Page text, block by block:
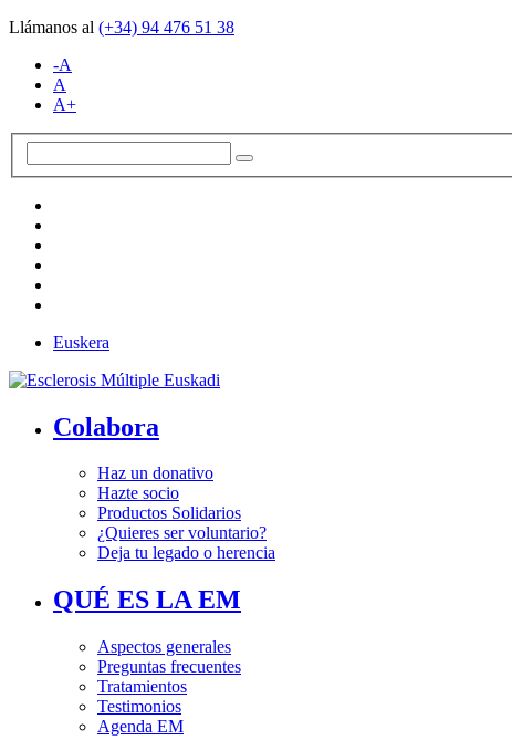
Llámanos al (+34) 94 476 51 38
-A
A
A+
Euskera
Colabora
Haz un donativo
Hazte socio
Productos Solidarios
¿Quieres ser voluntario?
Deja tu legado o herencia
QUÉ ES LA EM
Aspectos generales
Preguntas frecuentes
Tratamientos
Testimonios
Agenda EM